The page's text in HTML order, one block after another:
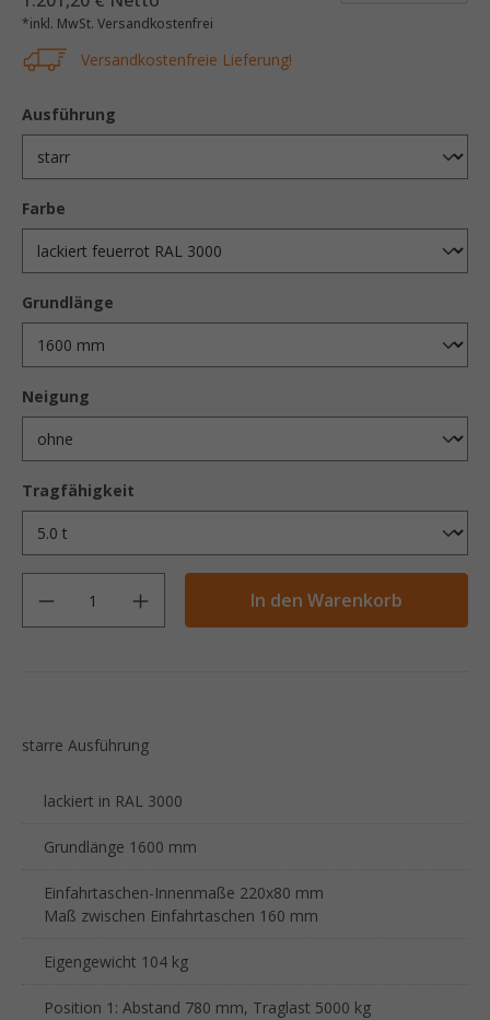
*inkl. MwSt. Versandkostenfrei
Versandkostenfreie Lieferung!
Ausführung
Farbe
Grundlänge
Neigung
Tragfähigkeit
In den Warenkorb
starre Ausführung
lackiert in RAL 3000
Grundlänge 1600 mm
Einfahrtaschen-Innenmaße 220x80 mm
Maß zwischen Einfahrtaschen 160 mm
Eigengewicht 104 kg
Position 1: Abstand 780 mm, Traglast 5000 kg